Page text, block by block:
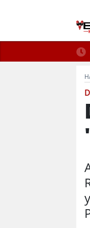
Güvenli Hizmet
Bilinmesi Gerekenler